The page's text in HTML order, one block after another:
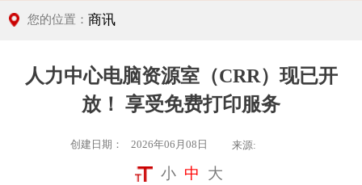
您的位置：商讯
人力中心电脑资源室（CRR）现已开
放！ 享受免费打印服务
创建日期： 2026年06月08日 来源:
小 中 大